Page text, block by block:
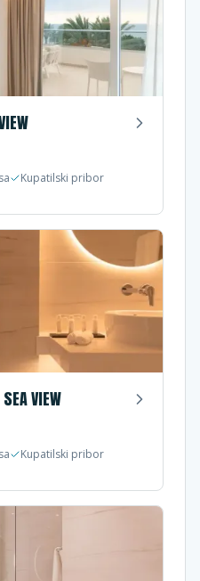
Kupatilski pribor
VIEW
Kupatilski pribor